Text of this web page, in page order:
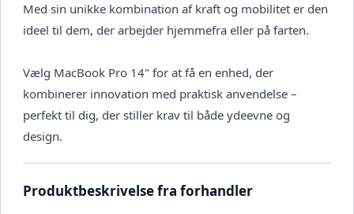
Med sin unikke kombination af kraft og mobilitet er den
ideel til dem, der arbejder hjemmefra eller på farten.
Vælg MacBook Pro 14" for at få en enhed, der
kombinerer innovation med praktisk anvendelse –
perfekt til dig, der stiller krav til både ydeevne og
design.
Produktbeskrivelse fra forhandler